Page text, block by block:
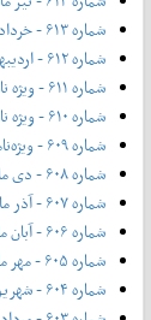
شماره ۶۱۳ - خرداد ماه ۱۴۰۳
شماره ۶۱۲ - اردیبهشت ماه ۱۴۰۳
شماره ۶۱۱ - ویژه نامه نوروز ۱۴۰۳ / پرونده یک موضوع: سینما و نفت
شماره ۶۱۰ - ویژه نامه اسفند ماه / پرونده یک موضوع: سینمای فلسطین
شماره ۶۰۹ - ویژه‌نامه چهل و دومین جشنواره فیلم فجر و چهل سالگی فارابی
شماره ۶۰۸ - دی ماه ۱۴۰۲ پرونده یک فیلم: گیج‌گاه
شماره ۶۰۷ - آذر ماه ۱۴۰۲ پرونده یک فیلمساز: داریوش مهرجویی
شماره ۶۰۶ - آبان ماه ۱۴۰۲ پرونده یک موضوع: سینمای کمدی در ایران
شماره ۶۰۵ - مهر ماه ۱۴۰۲ پرونده: سینمای مستقل ایران از نگاه منتقدان فیپرشی
شماره ۶۰۴ - شهریور ماه ۱۴۰۲ ویژه‌نامه روز ملی سینما